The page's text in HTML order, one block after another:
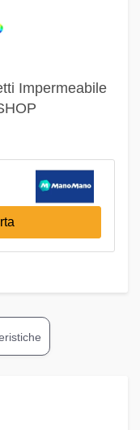
Impermeabile